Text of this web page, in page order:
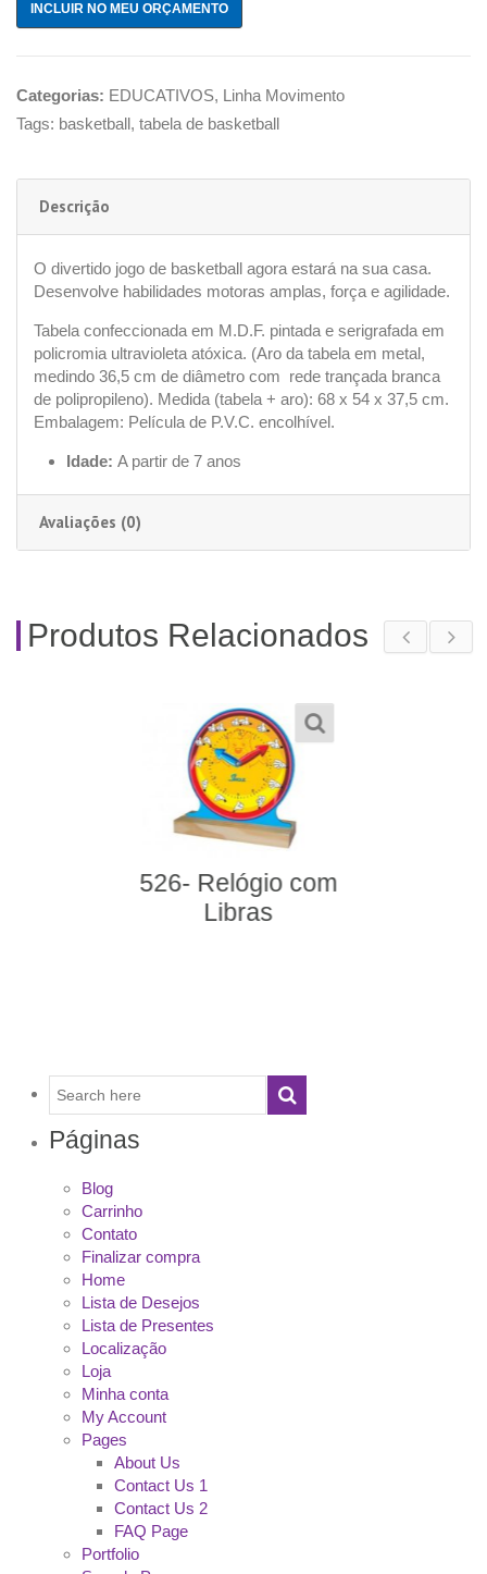
INCLUIR NO MEU ORÇAMENTO
Categorias: EDUCATIVOS, Linha Movimento
Tags: basketball, tabela de basketball
Descrição
O divertido jogo de basketball agora estará na sua casa.
Desenvolve habilidades motoras amplas, força e agilidade.
Tabela confeccionada em M.D.F. pintada e serigrafada em
policromia ultravioleta atóxica. (Aro da tabela em metal,
medindo 36,5 cm de diâmetro com rede trançada branca
de polipropileno). Medida (tabela + aro): 68 x 54 x 37,5 cm.
Embalagem: Película de P.V.C. encolhível.
Idade: A partir de 7 anos
Avaliações (0)
Produtos Relacionados
572- Relógio
Páginas
Blog
Carrinho
Contato
Finalizar compra
Home
Lista de Desejos
Lista de Presentes
Localização
Loja
Minha conta
My Account
Pages
About Us
Contact Us 1
Contact Us 2
FAQ Page
Portfolio